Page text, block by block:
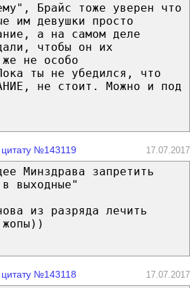
Брайс тоже уверен что
им девушки просто
а на самом деле
чтобы он их
не особо
ты не убедился, что
не стоит. Можно и под
№143119 17.07.2017
Минздрава запретить
выходные"
из разряда лечить
жопы))
№143118 17.07.2017